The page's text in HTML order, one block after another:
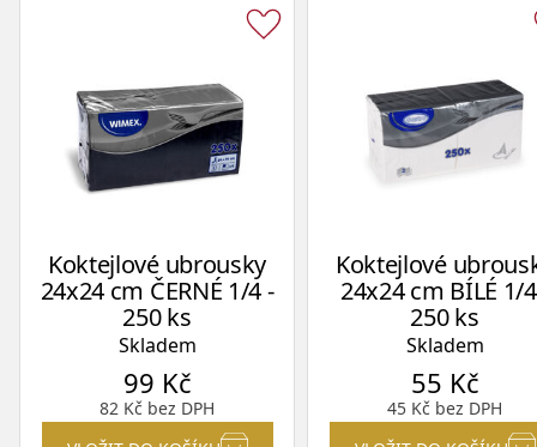
Koktejlové ubrousky
24x24 cm ČERNÉ 1/4 -
250 ks
Skladem
99 Kč
82 Kč bez DPH
Koktejlové
24x24 cm BÍLÉ 1/
250 ks
Skladem
55 Kč
45 Kč bez DPH